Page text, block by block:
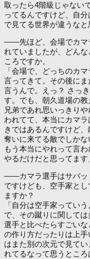
取ったら4階級じゃない
ってるんですけど、自
で見てる世界が違うなと
――先ほど、会場でカマ
れていましたが、どん
ころですか。
「会場で、どっちのカ
言ってきて。その後に
言うんで。えっ？ さっ
す。でも、朝久道場の
兄弟であれ思いっきり
われてて、本当にカマ
きではあるんですけど
奪いに来てる敵でしか
もう本当にやれって言
やるだけだと思ってます
――カマラ選手はサバッ
ですけども、空手家と
ますか？
「自分は空手家ってい
で、その蹴りに関して
選手と比べたらすごい
の作り方だったりは上
はまた別の次元で見て
れてるなって思うところ